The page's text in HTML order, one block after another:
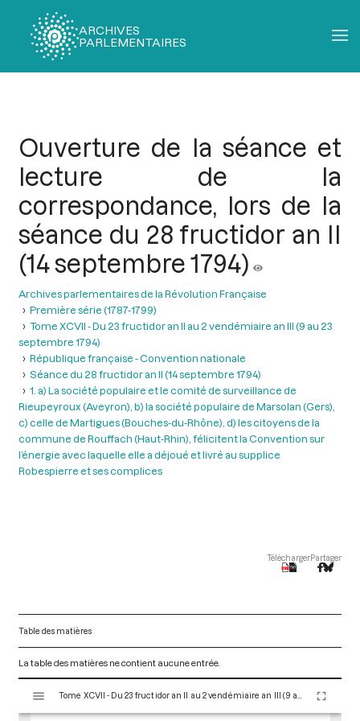
ARCHIVES
PARLEMENTAIRES
Ouverture de la séance et
lecture de la
correspondance, lors de la
séance du 28 fructidor an II
(14 septembre 1794)
Archives parlementaires de la Révolution Française
Première série (1787-1799)
Tome XCVII - Du 23 fructidor an II au 2 vendémiaire an III (9 au 23
septembre 1794)
République française - Convention nationale
Séance du 28 fructidor an II (14 septembre 1794)
1. a) La société populaire et le comité de surveillance de
Rieupeyroux (Aveyron), b) la société populaire de Marsolan (Gers),
c) celle de Martigues (Bouches-du-Rhône), d) les citoyens de la
commune de Rouffach (Haut-Rhin), félicitent la Convention sur
l’énergie avec laquelle elle a déjoué et livré au supplice
Robespierre et ses complices
TéléchargerPartager
Table des matières
La table des matières ne contient aucune entrée.
s